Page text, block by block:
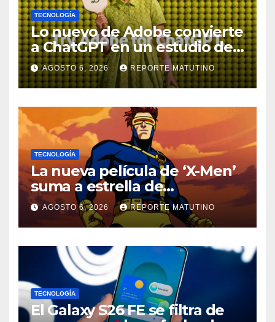
TECNOLOGÍA
Lo nuevo de Adobe convierte
a ChatGPT en un estudio de
diseño con Photoshop,
Premiere y otras aplicaciones
creativas
AGOSTO 6, 2026 REPORTE MATUTINO
TECNOLOGÍA
La nueva película de ‘X-Men’
suma a estrella de
‘Heartstopper’ como Cíclope
AGOSTO 6, 2026 REPORTE MATUTINO
TECNOLOGÍA
El Galaxy S26 FE se filtra de